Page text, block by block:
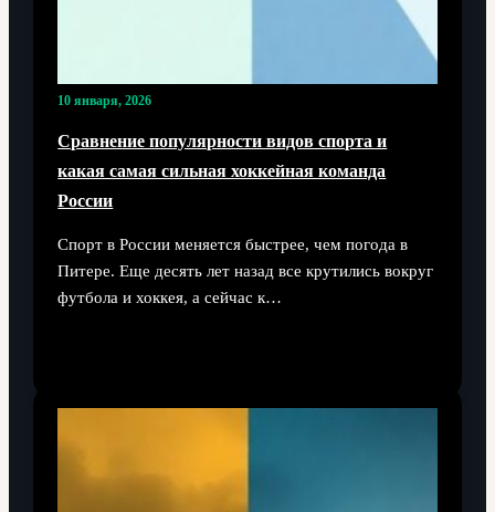
10 января, 2026
Сравнение популярности видов спорта и
какая самая сильная хоккейная команда
России
Спорт в России меняется быстрее, чем погода в
Питере. Еще десять лет назад все крутились вокруг
футбола и хоккея, а сейчас к…